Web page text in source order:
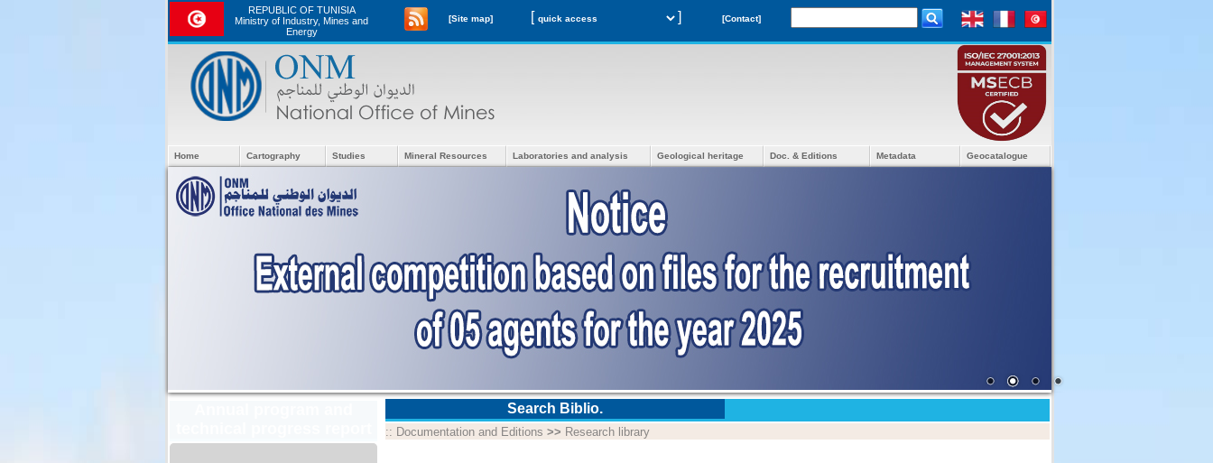
REPUBLIC OF TUNISIA
Ministry of Industry, Mines and
Energy
[Site map] [ ] [Contact]
Home Cartography Studies Mineral Resources Laboratories and analysis Geological heritage Doc. & Editions Metadata Geocatalogue
Search Biblio.
:: Documentation and Editions >> Research library